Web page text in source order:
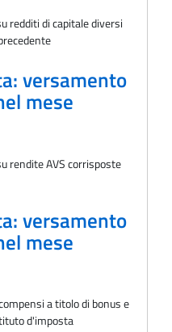
redditi di capitale diversi
versamento
mese
rendite AVS corrisposte
versamento
mese
a titolo di bonus e
d'imposta